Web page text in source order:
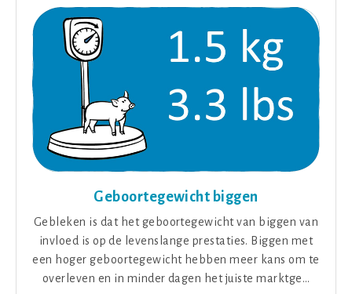
Geboortegewicht biggen
Gebleken is dat het geboortegewicht van biggen van
invloed is op de levenslange prestaties. Biggen met
een hoger geboortegewicht hebben meer kans om te
overleven en in minder dagen het juiste marktge…